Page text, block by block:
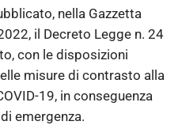
nella Gazzetta
il Decreto Legge n. 24
con le disposizioni
misure di contrasto alla
19, in conseguenza
emergenza.